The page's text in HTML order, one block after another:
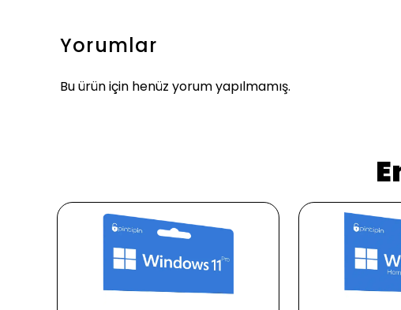
Yorumlar
Bu ürün için henüz yorum yapılmamış.